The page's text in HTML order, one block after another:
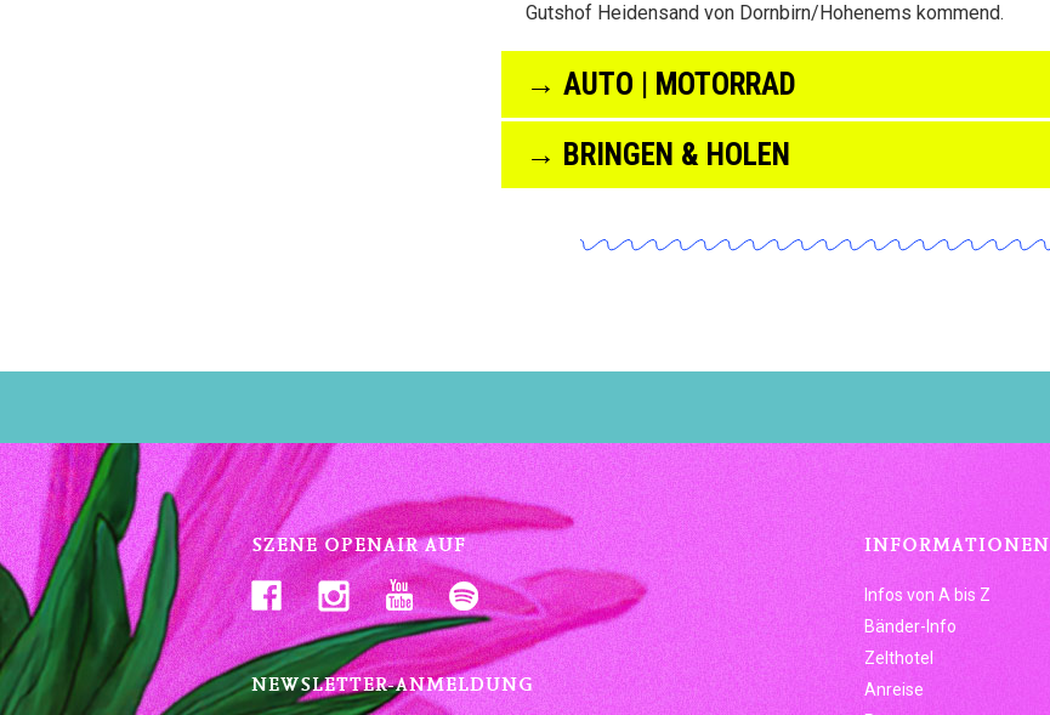
Gutshof Heidensand von Dornbirn/Hohenems kommend.
→ AUTO | MOTORRAD
→ BRINGEN & HOLEN
SZENE OPENAIR AUF
NEWSLETTER-ANMELDUNG
INFORMATIONEN
Infos von A bis Z
Bänder-Info
Zelthotel
Anreise